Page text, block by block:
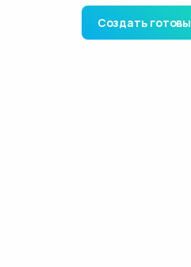
Создать